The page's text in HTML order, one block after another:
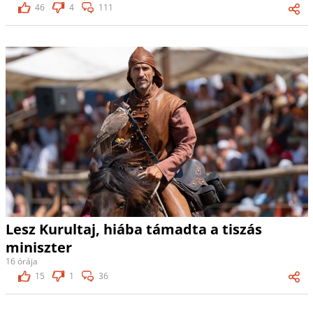
46
4 111
Lesz Kurultaj, hiába támadta a tiszás
miniszter
16 órája
15
1 36